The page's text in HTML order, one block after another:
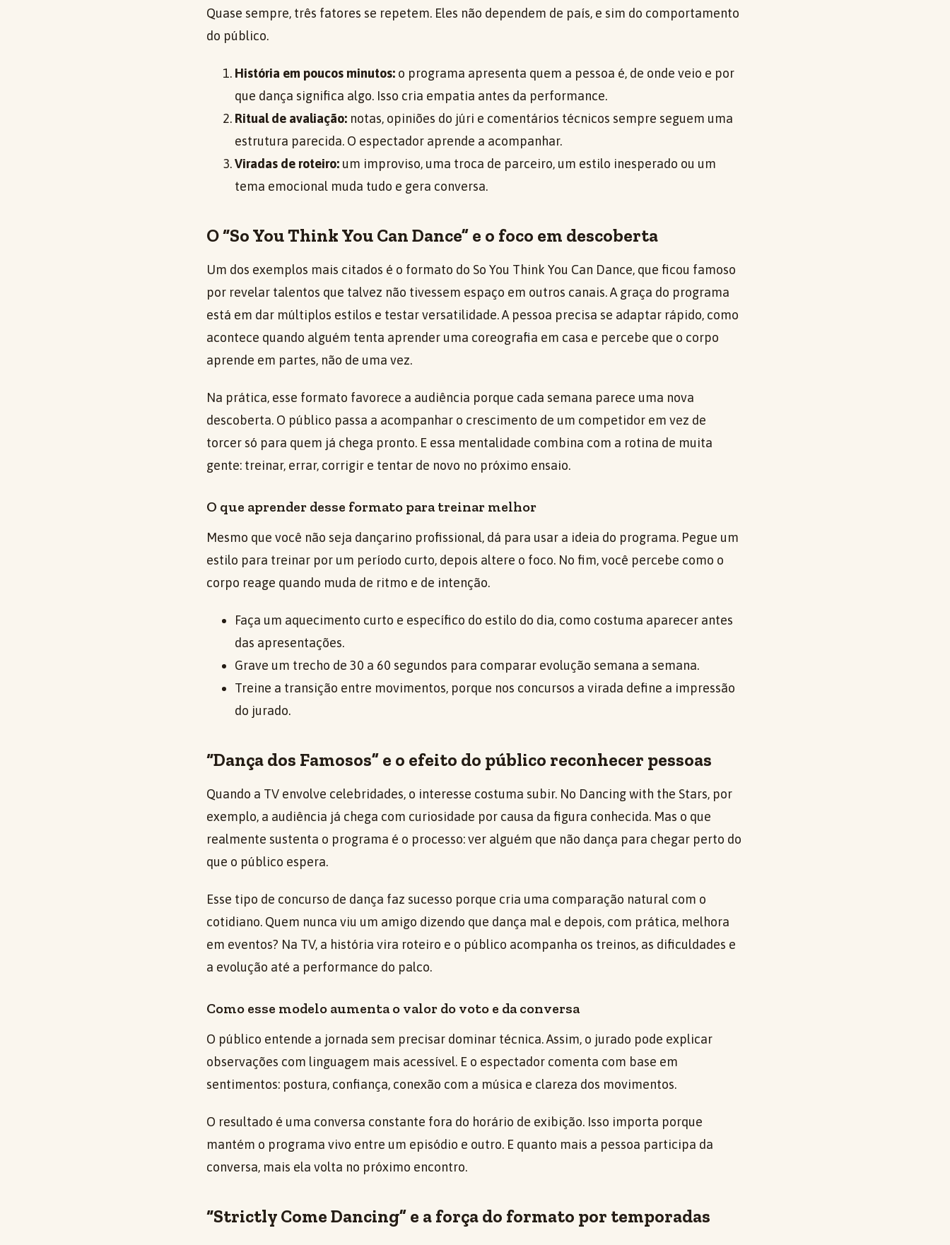
Quase sempre, três fatores se repetem. Eles não dependem de país, e sim do comportamento
do público.
História em poucos minutos: o programa apresenta quem a pessoa é, de onde veio e por
que dança significa algo. Isso cria empatia antes da performance.
Ritual de avaliação: notas, opiniões do júri e comentários técnicos sempre seguem uma
estrutura parecida. O espectador aprende a acompanhar.
Viradas de roteiro: um improviso, uma troca de parceiro, um estilo inesperado ou um
tema emocional muda tudo e gera conversa.
O “So You Think You Can Dance” e o foco em descoberta
Um dos exemplos mais citados é o formato do So You Think You Can Dance, que ficou famoso
por revelar talentos que talvez não tivessem espaço em outros canais. A graça do programa
está em dar múltiplos estilos e testar versatilidade. A pessoa precisa se adaptar rápido, como
acontece quando alguém tenta aprender uma coreografia em casa e percebe que o corpo
aprende em partes, não de uma vez.
Na prática, esse formato favorece a audiência porque cada semana parece uma nova
descoberta. O público passa a acompanhar o crescimento de um competidor em vez de
torcer só para quem já chega pronto. E essa mentalidade combina com a rotina de muita
gente: treinar, errar, corrigir e tentar de novo no próximo ensaio.
O que aprender desse formato para treinar melhor
Mesmo que você não seja dançarino profissional, dá para usar a ideia do programa. Pegue um
estilo para treinar por um período curto, depois altere o foco. No fim, você percebe como o
corpo reage quando muda de ritmo e de intenção.
Faça um aquecimento curto e específico do estilo do dia, como costuma aparecer antes
das apresentações.
Grave um trecho de 30 a 60 segundos para comparar evolução semana a semana.
Treine a transição entre movimentos, porque nos concursos a virada define a impressão
do jurado.
“Dança dos Famosos” e o efeito do público reconhecer pessoas
Quando a TV envolve celebridades, o interesse costuma subir. No Dancing with the Stars, por
exemplo, a audiência já chega com curiosidade por causa da figura conhecida. Mas o que
realmente sustenta o programa é o processo: ver alguém que não dança para chegar perto do
que o público espera.
Esse tipo de concurso de dança faz sucesso porque cria uma comparação natural com o
cotidiano. Quem nunca viu um amigo dizendo que dança mal e depois, com prática, melhora
em eventos? Na TV, a história vira roteiro e o público acompanha os treinos, as dificuldades e
a evolução até a performance do palco.
Como esse modelo aumenta o valor do voto e da conversa
O público entende a jornada sem precisar dominar técnica. Assim, o jurado pode explicar
observações com linguagem mais acessível. E o espectador comenta com base em
sentimentos: postura, confiança, conexão com a música e clareza dos movimentos.
O resultado é uma conversa constante fora do horário de exibição. Isso importa porque
mantém o programa vivo entre um episódio e outro. E quanto mais a pessoa participa da
conversa, mais ela volta no próximo encontro.
“Strictly Come Dancing” e a força do formato por temporadas